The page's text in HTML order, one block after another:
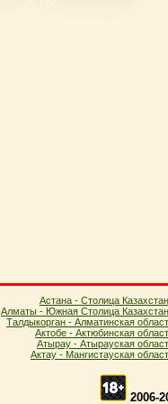
Астана - Столица
Алматы - Южная Столица
Талдыкорган - Алматинская
Актобе - Актюбинская
Атырау - Атырауская
Актау - Мангистауская
2006-